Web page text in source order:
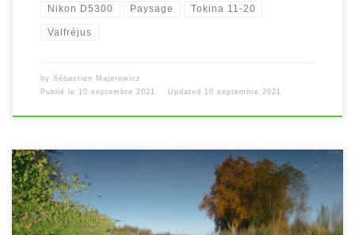
Nikon D5300 Paysage Tokina 11-20
Valfréjus
by Sébastien Majerowicz
Publié le 10 septembre 2021 Updated 10 septembre 2021